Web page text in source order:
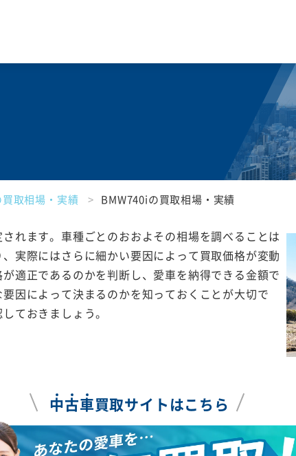
買取相場・実績 BMW740iの買取相場・実績
れます。車種ごとのおおよその相場を調べることは
実際にはさらに細かい要因によって買取価格が変動
適正であるのかを判断し、愛車を納得できる金額で
因によって決まるのかを知っておくことが大切で
ておきましょう。
中古車買取サイトはこちら